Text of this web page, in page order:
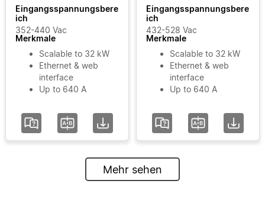
Eingangsspannungsbere
ich
352-440 Vac
Merkmale
Scalable to 32 kW
Ethernet & web
interface
Up to 640 A
Eingangsspannungsbere
ich
432-528 Vac
Merkmale
Scalable to 32 kW
Ethernet & web
interface
Up to 640 A
Mehr sehen